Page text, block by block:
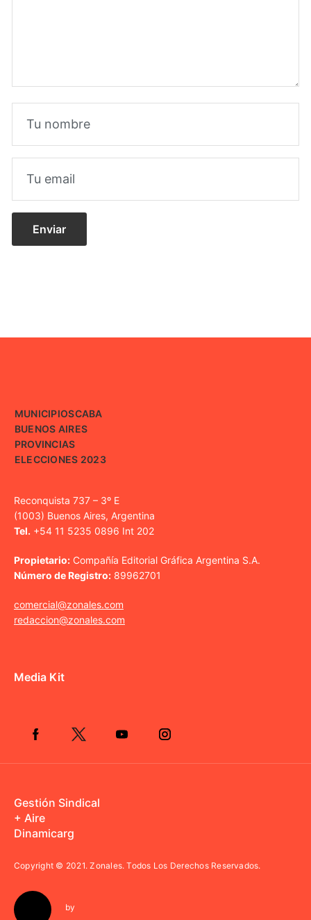
MUNICIPIOSCABA
BUENOS AIRES
PROVINCIAS
ELECCIONES 2023
Reconquista 737 – 3º E
(1003) Buenos Aires, Argentina
Tel. +54 11 5235 0896 Int 202
Propietario: Compañía Editorial Gráfica Argentina S.A.
Número de Registro: 89962701
comercial@zonales.com
redaccion@zonales.com
Media Kit
Gestión Sindical
+ Aire
Dinamicarg
Copyright © 2021.Zonales. Todos Los Derechos Reservados.
by